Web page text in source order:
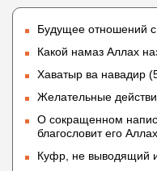
Будущее отношений
Какой намаз Аллах
Хаватыр ва навадир
Желательные
О сокращенном
благословит его
Куфр, не выводящий